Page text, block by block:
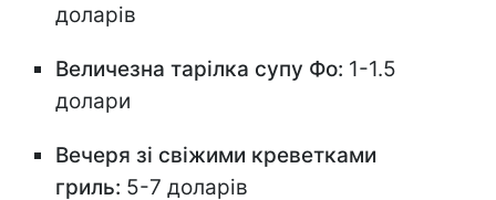
доларів
Величезна тарілка супу Фо: 1-1.5
долари
Вечеря зі свіжими креветками
гриль: 5-7 доларів